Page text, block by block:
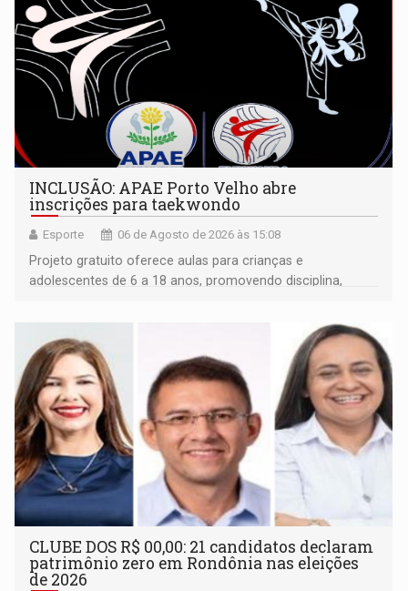
INCLUSÃO: APAE Porto Velho abre
inscrições para taekwondo
Esporte 06 de Agosto de 2026 às 15:08
Projeto gratuito oferece aulas para crianças e
adolescentes de 6 a 18 anos, promovendo disciplina,
CLUBE DOS R$ 00,00: 21 candidatos declaram
patrimônio zero em Rondônia nas eleições
de 2026